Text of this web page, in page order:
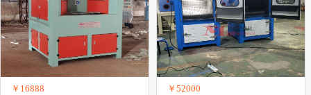
￥16888
￥52000